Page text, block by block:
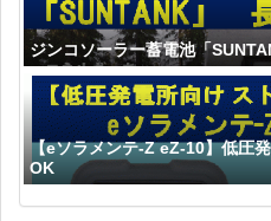
ジンコソーラー蓄電池「
【eソラメンテ-Z eZ-10】低圧
OK